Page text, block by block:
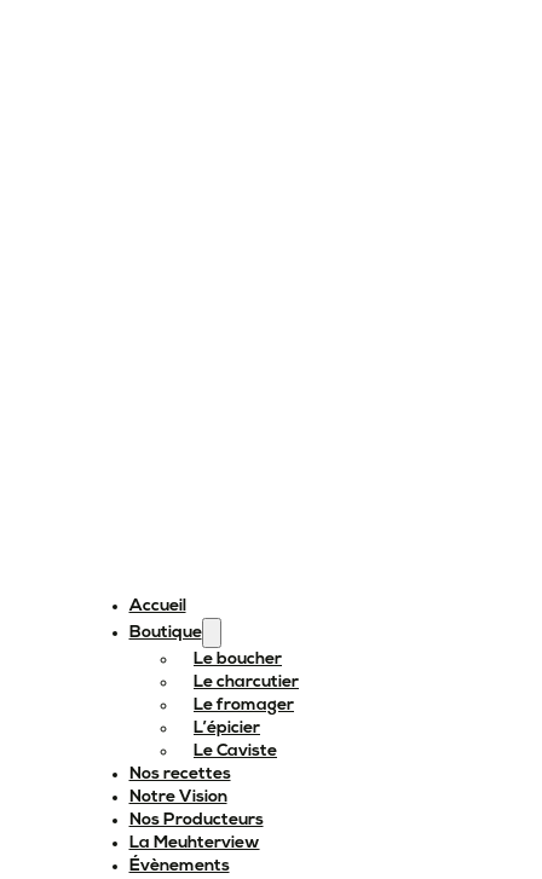
Accueil
Boutique
Le boucher
Le charcutier
Le fromager
L’épicier
Le Caviste
Nos recettes
Notre Vision
Nos Producteurs
La Meuhterview
Évènements